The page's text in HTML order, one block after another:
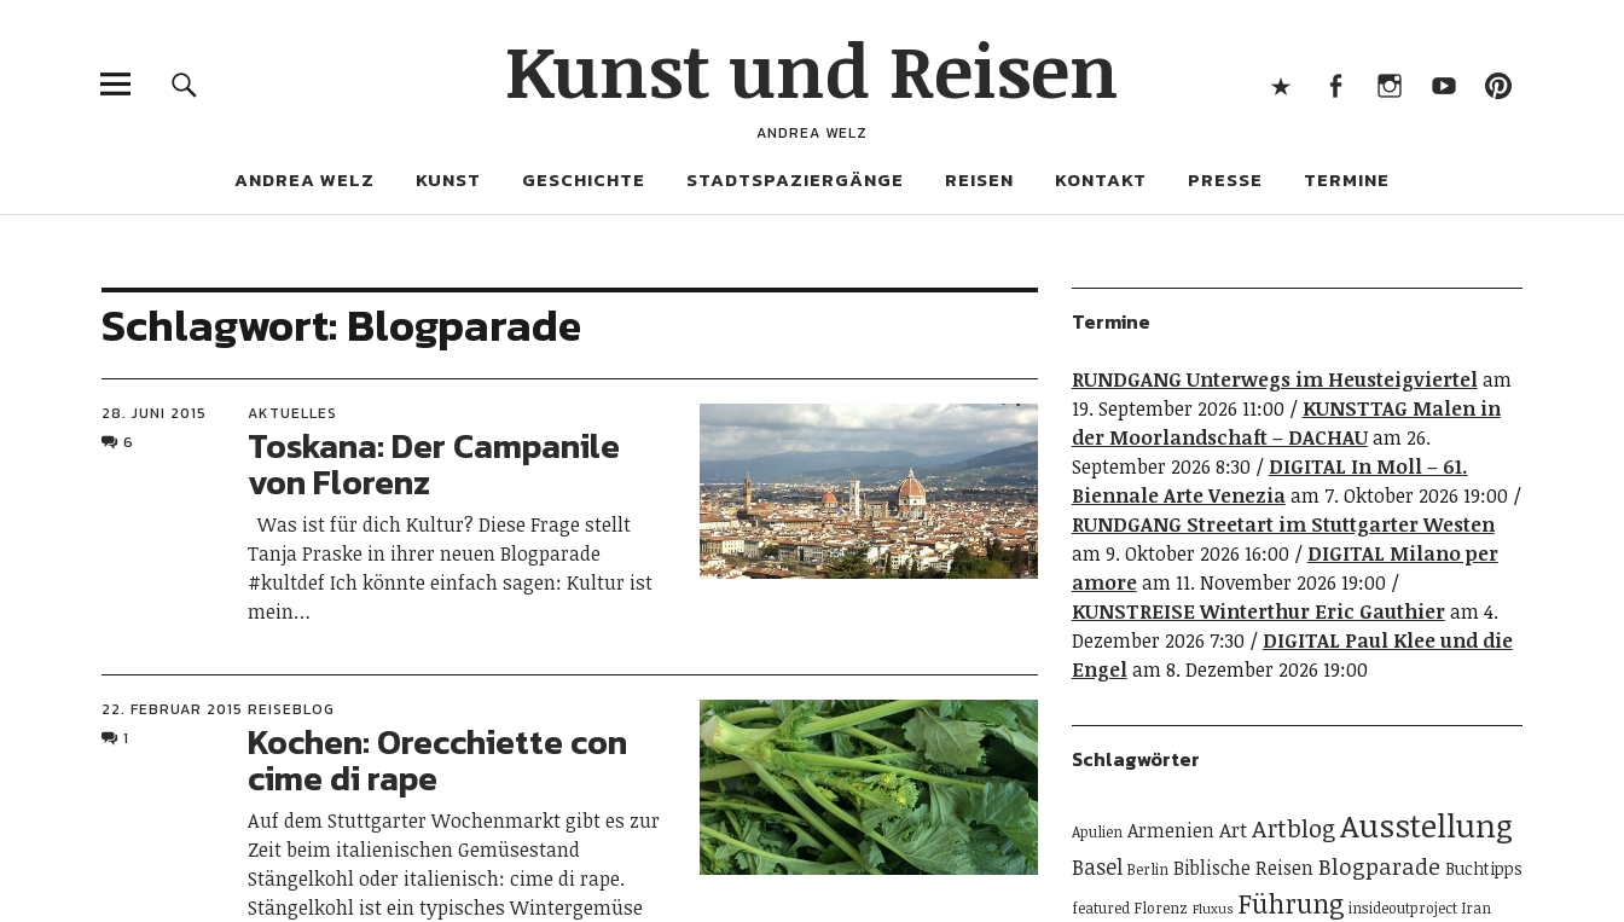
Kunst und Reisen
ANDREA WELZ
ANDREA WELZ KUNST GESCHICHTE STADTSPAZIERGÄNGE REISEN KONTAKT PRESSE TERMINE
Schlagwort: Blogparade
28. JUNI 2015
6
AKTUELLES
Toskana: Der Campanile
von Florenz
Was ist für dich Kultur? Diese Frage stellt
Tanja Praske in ihrer neuen Blogparade
#kultdef Ich könnte einfach sagen: Kultur ist
mein…
22. FEBRUAR 2015
1
REISEBLOG
Kochen: Orecchiette con
cime di rape
Auf dem Stuttgarter Wochenmarkt gibt es zur
Zeit beim italienischen Gemüsestand
Stängelkohl oder italienisch: cime di rape.
Stängelkohl ist ein typisches Wintergemüse
Termine
RUNDGANG Unterwegs im Heusteigviertelam
19. September 2026 11:00
KUNSTTAG Malen in
der Moorlandschaft – DACHAUam 26.
September 2026 8:30
DIGITAL In Moll – 61.
Biennale Arte Veneziaam 7. Oktober 2026 19:00
RUNDGANG Streetart im Stuttgarter Westen
am 9. Oktober 2026 16:00
DIGITAL Milano per
amoream 11. November 2026 19:00
KUNSTREISE Winterthur Eric Gauthieram 4.
Dezember 2026 7:30
DIGITAL Paul Klee und die
Engelam 8. Dezember 2026 19:00
Schlagwörter
Apulien ArmenienArtArtblogAusstellung
Basel Berlin Biblische ReisenBlogparade Buchtipps
featured Florenz Fluxus Führung insideoutproject Iran